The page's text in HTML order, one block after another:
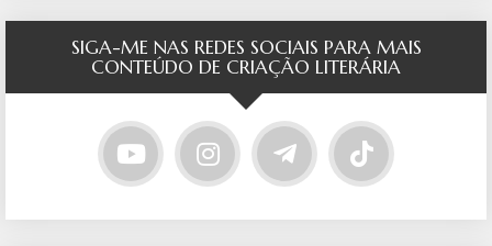
SIGA-ME NAS REDES SOCIAIS PARA MAIS
CONTEÚDO DE CRIAÇÃO LITERÁRIA